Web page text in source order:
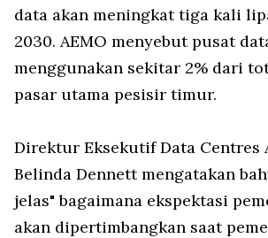
data akan meningkat tiga kali
2030. AEMO menyebut pusat
menggunakan sekitar 2% dari
pasar utama pesisir timur.
Direktur Eksekutif Data Centres
Belinda Dennett mengatakan
jelas" bagaimana ekspektasi
akan dipertimbangkan saat